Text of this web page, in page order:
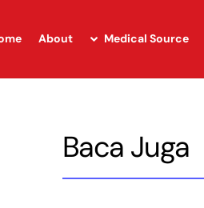
About Medical Source
Baca Juga